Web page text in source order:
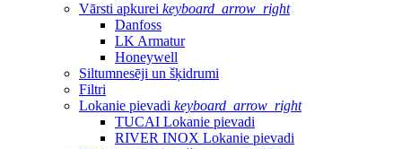
Vārsti apkurei keyboard_arrow_right
Danfoss
LK Armatur
Honeywell
Siltumnesēji un šķidrumi
Filtri
Lokanie pievadi keyboard_arrow_right
TUCAI Lokanie pievadi
RIVER INOX Lokanie pievadi